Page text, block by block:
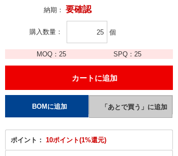
納期： 要確認
購入数量 個
MOQ： 25 SPQ：25
ポイント： 10ポイント(1%還元)